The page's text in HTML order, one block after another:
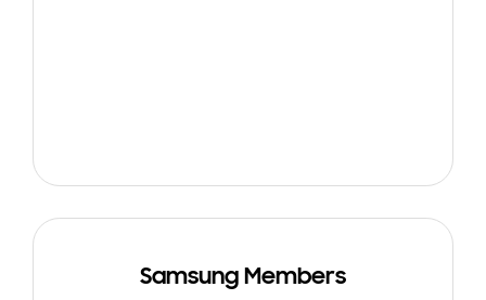
Samsung Members